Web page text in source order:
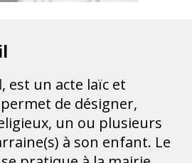
, est un acte laïc et
de désigner,
un ou plusieurs
à son enfant. Le